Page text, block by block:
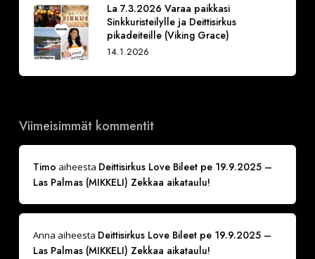
La 7.3.2026 Varaa paikkasi
Sinkkuristeilylle ja Deittisirkus
pikadeiteille (Viking Grace)
14.1.2026
Viimeisimmät kommentit
Timo aiheesta Deittisirkus Love Bileet pe 19.9.2025 –
Las Palmas (MIKKELI) Zekkaa aikataulu!
Anna aiheesta Deittisirkus Love Bileet pe 19.9.2025 –
Las Palmas (MIKKELI) Zekkaa aikataulu!